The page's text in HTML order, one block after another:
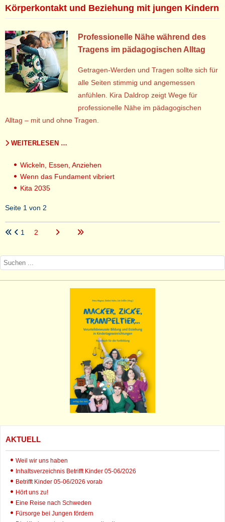
Körperkontakt und Beziehung mit jungen Kindern
Professionelle Nähe während des
Tragens im pädagogischen Alltag
Getragen-Werden und Tragen sollte sich für
alle Seiten stimmig und angemessen
anfühlen. Kira Daldrop zeigt Wege für
professionelle Nähe im pädagogischen
Alltag – mit und ohne Tragen.
WEITERLESEN …
Wickeln, Essen, Anziehen
Wenn das Fundament vibriert
Kita 2035
Seite 1 von 2
1 2
AKTUELL
Weil wir uns haben
Inhaltsverzeichnis Betrifft Kinder 05-06/2026
Betrifft Kinder 05-06/2026 vorab
Hört uns zu!
Eine Reise nach Schweden
Fürsorge bei Jungen fördern